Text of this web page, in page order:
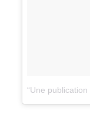
Une publication